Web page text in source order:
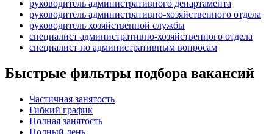
руководитель административного департамента
руководитель административно-хозяйственного отдела
руководитель хозяйственной службы
специалист административно-хозяйственного отдела
специалист по административным вопросам
Быстрые фильтры подбора вакансий
Частичная занятость
Гибкий график
Полная занятость
Полный день